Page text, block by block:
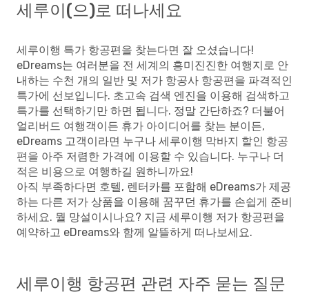
세루이(으)로 떠나세요
세루이행 특가 항공편을 찾는다면 잘 오셨습니다!
eDreams는 여러분을 전 세계의 흥미진진한 여행지로 안
내하는 수천 개의 일반 및 저가 항공사 항공편을 파격적인
특가에 선보입니다. 초고속 검색 엔진을 이용해 검색하고
특가를 선택하기만 하면 됩니다. 정말 간단하죠? 더불어
얼리버드 여행객이든 휴가 아이디어를 찾는 분이든,
eDreams 고객이라면 누구나 세루이행 막바지 할인 항공
편을 아주 저렴한 가격에 이용할 수 있습니다. 누구나 더
적은 비용으로 여행하길 원하니까요!
아직 부족하다면 호텔, 렌터카를 포함해 eDreams가 제공
하는 다른 저가 상품을 이용해 꿈꾸던 휴가를 손쉽게 준비
하세요. 뭘 망설이시나요? 지금 세루이행 저가 항공편을
예약하고 eDreams와 함께 알뜰하게 떠나보세요.
세루이행 항공편 관련 자주 묻는 질문